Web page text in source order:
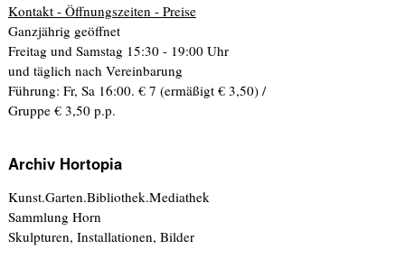
Kontakt - Öffnungszeiten - Preise
Ganzjährig geöffnet
Freitag und Samstag 15:30 - 19:00 Uhr
und täglich nach Vereinbarung
Führung: Fr, Sa 16:00. € 7 (ermäßigt € 3,50) /
Gruppe € 3,50 p.p.
Archiv Hortopia
Kunst.Garten.Bibliothek.Mediathek
Sammlung Horn
Skulpturen, Installationen, Bilder